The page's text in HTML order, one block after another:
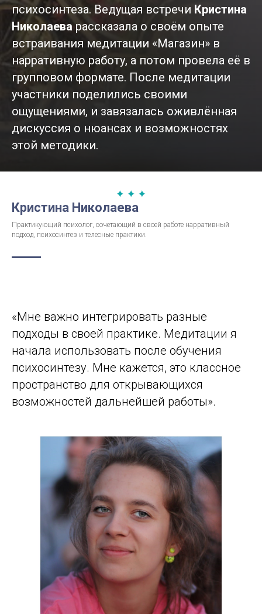
психосинтеза. Ведущая встречи Кристина
Николаеварассказала о своём опыте
встраивания медитации «Магазин» в
нарративную работу, а потом провела её в
групповом формате. После медитации
участники поделились своими
ощущениями, и завязалась оживлённая
дискуссия о нюансах и возможностях
этой методики.
Кристина Николаева
Практикующий психолог, сочетающий в своей работе нарративный
подход, психосинтез и телесные практики.
«Мне важно интегрировать разные
подходы в своей практике. Медитации я
начала использовать после обучения
психосинтезу. Мне кажется, это классное
пространство для открывающихся
возможностей дальнейшей работы».